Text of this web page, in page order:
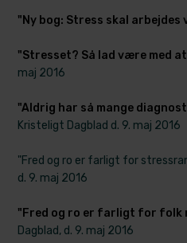
"Ny bog: Stress skal arbejdes
"Stresset? Så lad være med
maj 2016
"Aldrig har så mange
Kristeligt Dagblad d. 9. maj 2016
"Fred og ro er farligt for
d. 9. maj 2016
"Fred og ro er farligt for folk
Dagblad, d. 9. maj 2016